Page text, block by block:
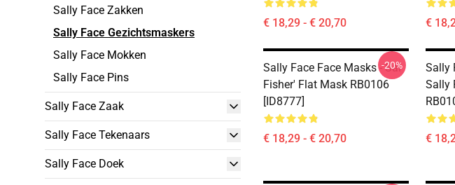
Sally Face Zakken
Sally Face Gezichtsmaskers
Sally Face Mokken
Sally Face Pins
Sally Face Zaak
Sally Face Tekenaars
Sally Face Doek
€ 18,29 - € 20,70 €
Sally Face Face Masks - Sal
Fisher' Flat Mask RB0106
[ID8777]
€ 18,29 - € 20,70
-20%
Sally
Sally
€